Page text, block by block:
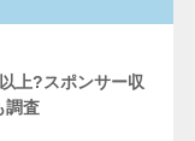
上?スポンサー収
調査